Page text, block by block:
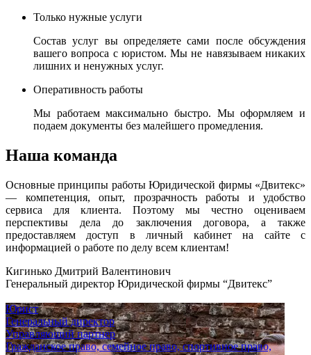
Только нужные услуги
Состав услуг вы определяете сами после обсуждения
вашего вопроса с юристом. Мы не навязываем никаких
лишних и ненужных услуг.
Оперативность работы
Мы работаем максимально быстро. Мы оформляем и
подаем документы без малейшего промедления.
Наша команда
Основные принципы работы Юридической фирмы «Двитекс»
— компетенция, опыт, прозрачность работы и удобство
сервиса для клиента. Поэтому мы честно оцениваем
перспективы дела до заключения договора, а также
предоставляем доступ в личный кабинет на сайте с
информацией о работе по делу всем клиентам!
Кигинько Дмитрий Валентинович
Генеральный директор Юридической фирмы “Двитекс”
Юрист
Генеральный директор
Управляющий партнер
Гражданское право, семейное право, спортивное право,